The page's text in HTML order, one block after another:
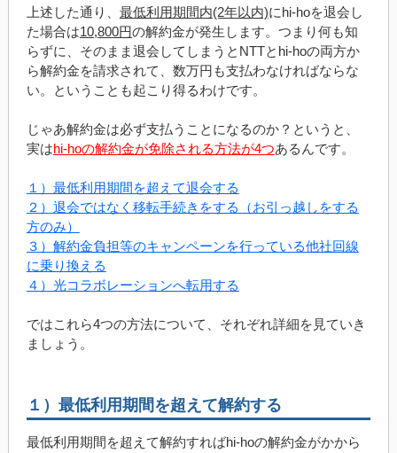
上述した通り、 最低利用期間内(2年以内)にhi-hoを退会し
た場合は10,800円の解約金が発生します。つまり何も知
らずに、そのまま退会してしまうとNTTとhi-hoの両方か
ら解約金を請求されて、数万円も支払わなければならな
い。ということも起こり得るわけです。
じゃあ解約金は必ず支払うことになるのか？というと、
実はhi-hoの解約金が免除される方法が4つあるんです。
１）最低利用期間を超えて退会する
２）退会ではなく移転手続きをする（お引っ越しをする
方のみ）
３）解約金負担等のキャンペーンを行っている他社回線
に乗り換える
４）光コラボレーションへ転用する
ではこれら4つの方法について、それぞれ詳細を見ていき
ましょう。
１）最低利用期間を超えて解約する
最低利用期間を超えて解約すればhi-hoの解約金がかから